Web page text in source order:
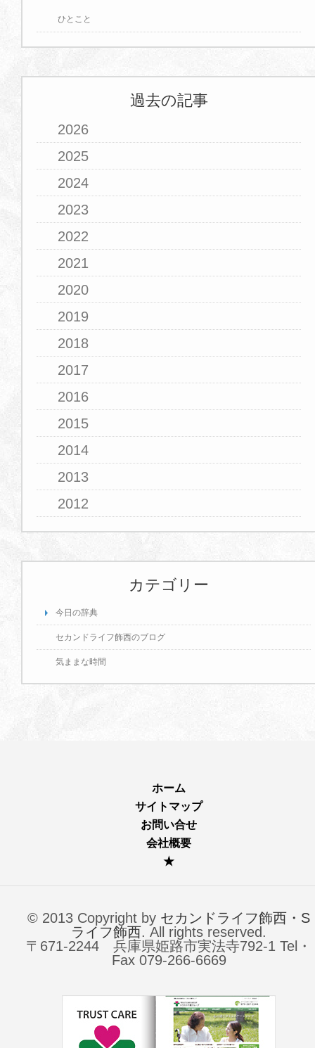
ひとこと
過去の記事
2026
2025
2024
2023
2022
2021
2020
2019
2018
2017
2016
2015
2014
2013
2012
カテゴリー
今日の辞典
セカンドライフ飾西のブログ
気ままな時間
ホーム
サイトマップ
お問い合せ
会社概要
★
© 2013 Copyright by セカンドライフ飾西・S
ライフ飾西. All rights reserved.
〒671-2244 兵庫県姫路市実法寺792-1 Tel・
Fax 079-266-6669